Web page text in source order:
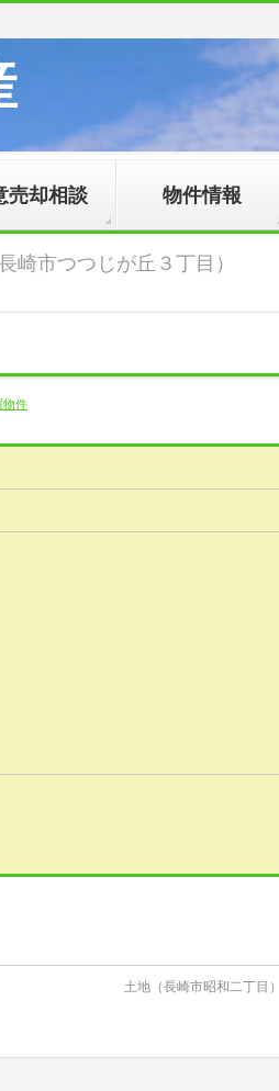
売却相談 物件情報
崎市つつじが丘３丁目）
物件
土地（長崎市昭和二丁目）